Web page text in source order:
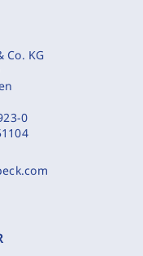
Co. KG
0